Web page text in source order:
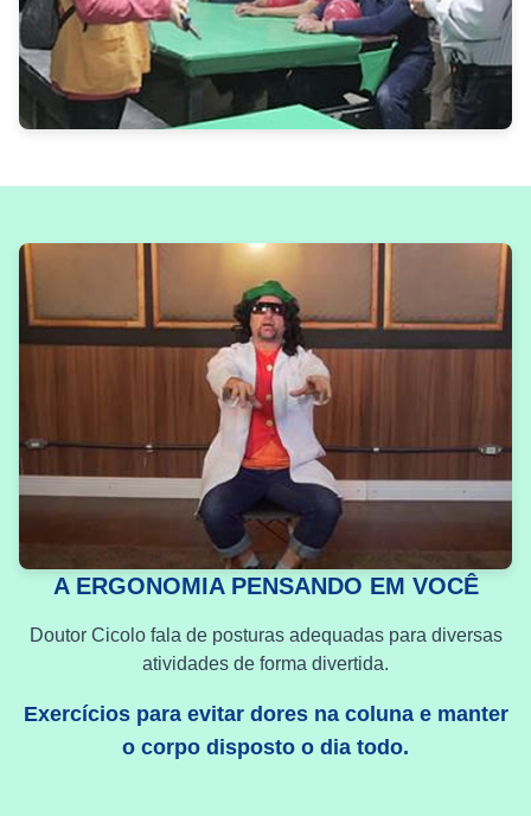
A ERGONOMIA PENSANDO EM VOCÊ
Doutor Cicolo fala de posturas adequadas para diversas
atividades de forma divertida.
Exercícios para evitar dores na coluna e manter
o corpo disposto o dia todo.